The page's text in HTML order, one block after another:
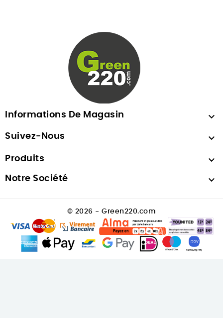
Informations De Magasin 
Suivez-Nous 
Produits 
Notre Société 
© 2026 - Green220.com